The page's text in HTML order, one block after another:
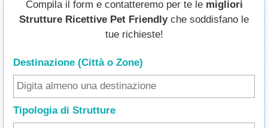
Compila il form e contatteremo per te le migliori
Strutture Ricettive Pet Friendlyche soddisfano le
tue richieste!
Destinazione (Città o Zone)
Tipologia di Strutture